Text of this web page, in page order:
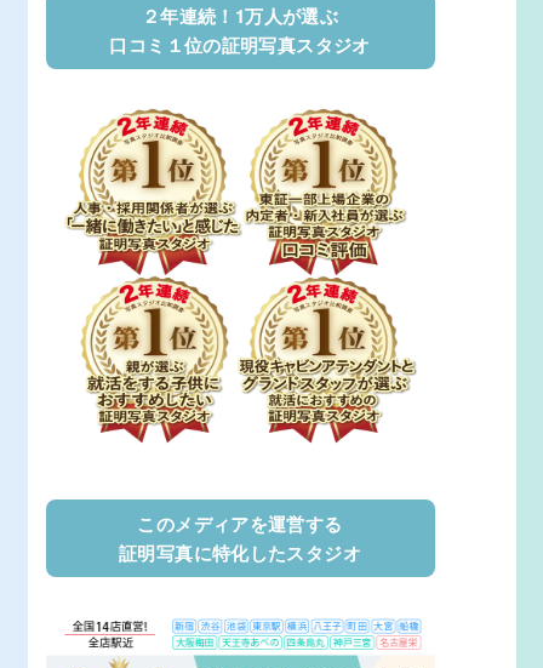
２年連続！1万人が選ぶ
口コミ１位の証明写真スタジオ
このメディアを運営する
証明写真に特化したスタジオ